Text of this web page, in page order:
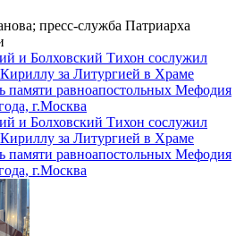
пресс-служба Патриарха